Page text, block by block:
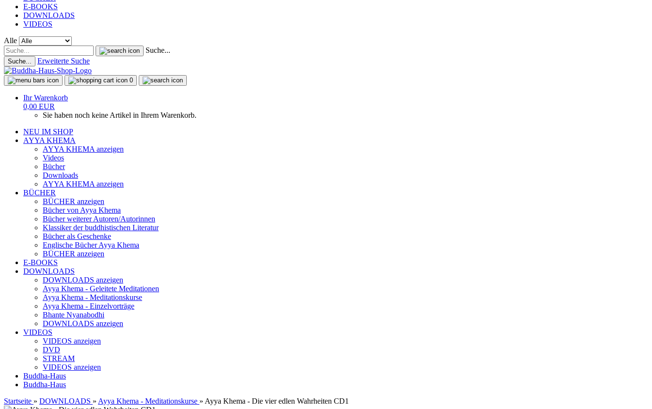
E-BOOKS
DOWNLOADS
VIDEOS
Alle
Suche...
Suche... Erweiterte Suche
0
Ihr Warenkorb
0,00 EUR
Sie haben noch keine Artikel in Ihrem Warenkorb.
NEU IM SHOP
AYYA KHEMA
AYYA KHEMA anzeigen
Videos
Bücher
Downloads
AYYA KHEMA anzeigen
BÜCHER
BÜCHER anzeigen
Bücher von Ayya Khema
Bücher weiterer Autoren/Autorinnen
Klassiker der buddhistischen Literatur
Bücher als Geschenke
Englische Bücher Ayya Khema
BÜCHER anzeigen
E-BOOKS
DOWNLOADS
DOWNLOADS anzeigen
Ayya Khema - Geleitete Meditationen
Ayya Khema - Meditationskurse
Ayya Khema - Einzelvorträge
Bhante Nyanabodhi
DOWNLOADS anzeigen
VIDEOS
VIDEOS anzeigen
DVD
STREAM
VIDEOS anzeigen
Buddha-Haus
Buddha-Haus
Startseite » DOWNLOADS » Ayya Khema - Meditationskurse » Ayya Khema - Die vier edlen Wahrheiten CD1